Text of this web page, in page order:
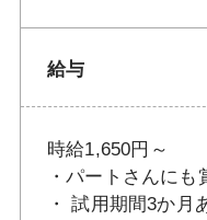
給与
時給1,650円～
・パートさんに
・ 試用期間3か月